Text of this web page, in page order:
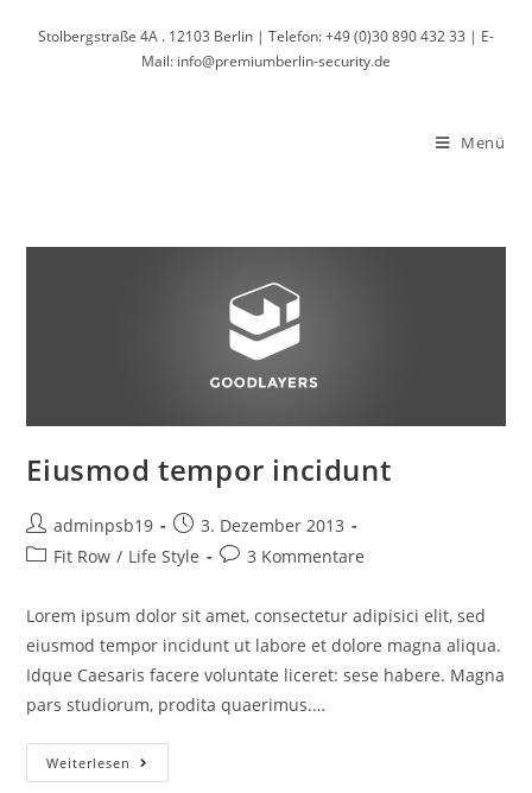
InhaltStolbergstraße 4A . 12103 Berlin | Telefon: +49 (0)30 890 432 33 | E-
Mail: info@premiumberlin-security.de
Menü
Eiusmod tempor incidunt
Beitrags-
Autor:
adminpsb19
Beitrag
veröffentlicht:
3. Dezember 2013
Beitrags-
Fit Row / Life Style
Beitrags-
3 Kommentare
Lorem ipsum dolor sit amet, consectetur adipisici elit, sed
eiusmod tempor incidunt ut labore et dolore magna aliqua.
Idque Caesaris facere voluntate liceret: sese habere. Magna
pars studiorum, prodita quaerimus.…
Weiterlesen Eiusmod
Tempor